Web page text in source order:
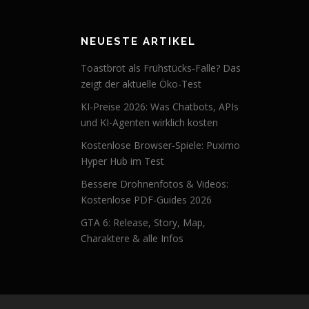
NEUESTE ARTIKEL
Toastbrot als Frühstücks-Falle? Das
zeigt der aktuelle Öko-Test
KI-Preise 2026: Was Chatbots, APIs
und KI-Agenten wirklich kosten
Kostenlose Browser-Spiele: Puximo
Hyper Hub im Test
Bessere Drohnenfotos & Videos:
Kostenlose PDF-Guides 2026
GTA 6: Release, Story, Map,
Charaktere & alle Infos